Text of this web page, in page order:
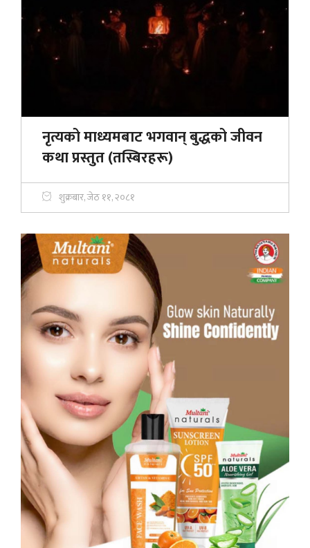
नृत्यको माध्यमबाट भगवान् बुद्धको जीवन
कथा प्रस्तुत (तस्बिरहरू)
शुक्रबार, जेठ ११, २०८१